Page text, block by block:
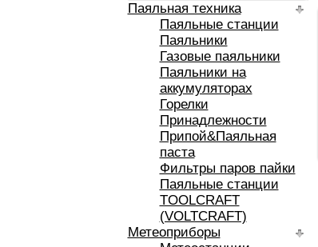
Паяльная техника
Паяльные станции
Паяльники
Газовые паяльники
Паяльники на
аккумуляторах
Горелки
Принадлежности
Припой&Паяльная
паста
Фильтры паров пайки
Паяльные станции
TOOLCRAFT
(VOLTCRAFT)
Метеоприборы